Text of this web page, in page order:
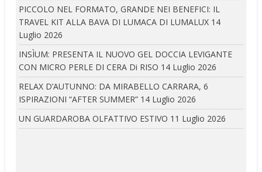
PICCOLO NEL FORMATO, GRANDE NEI BENEFICI: IL
TRAVEL KIT ALLA BAVA DI LUMACA DI LUMALUX 14
Luglio 2026
INSÌUM: PRESENTA IL NUOVO GEL DOCCIA LEVIGANTE
CON MICRO PERLE DI CERA Di RISO 14 Luglio 2026
RELAX D’AUTUNNO: DA MIRABELLO CARRARA, 6
ISPIRAZIONI “AFTER SUMMER” 14 Luglio 2026
UN GUARDAROBA OLFATTIVO ESTIVO 11 Luglio 2026